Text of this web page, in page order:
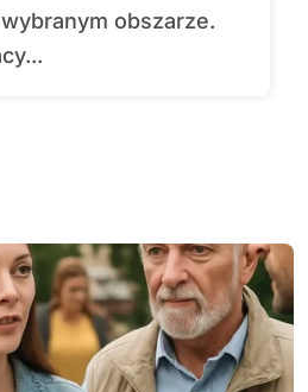
obszarze.